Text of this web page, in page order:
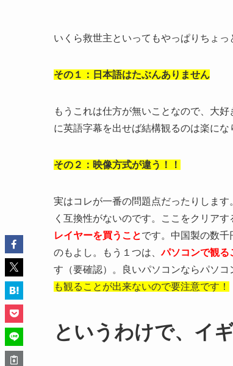
いくら救世主といってもやっぱりちょっ
その１：日本語はたぶんありません
もうこれは仕方が無いことなので、大
に英語字幕を出せば結構観るのは楽にな
その２：映像方式が違う！！
実はコレが一番の問題点だったりしま
く互換性がないのです。ここをクリア
レイヤーを買うことです。中国製の数
のもよし。もう１つは、パソコンで観る
す（要確認）。良いパソコンならパソコ
も観ることが出来ないので要注意です！
というわけで、イ